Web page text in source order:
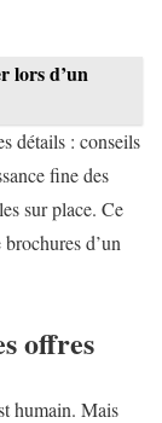
lors d’un
détails : conseils
fine des
sur place. Ce
d’un
offres
humain. Mais